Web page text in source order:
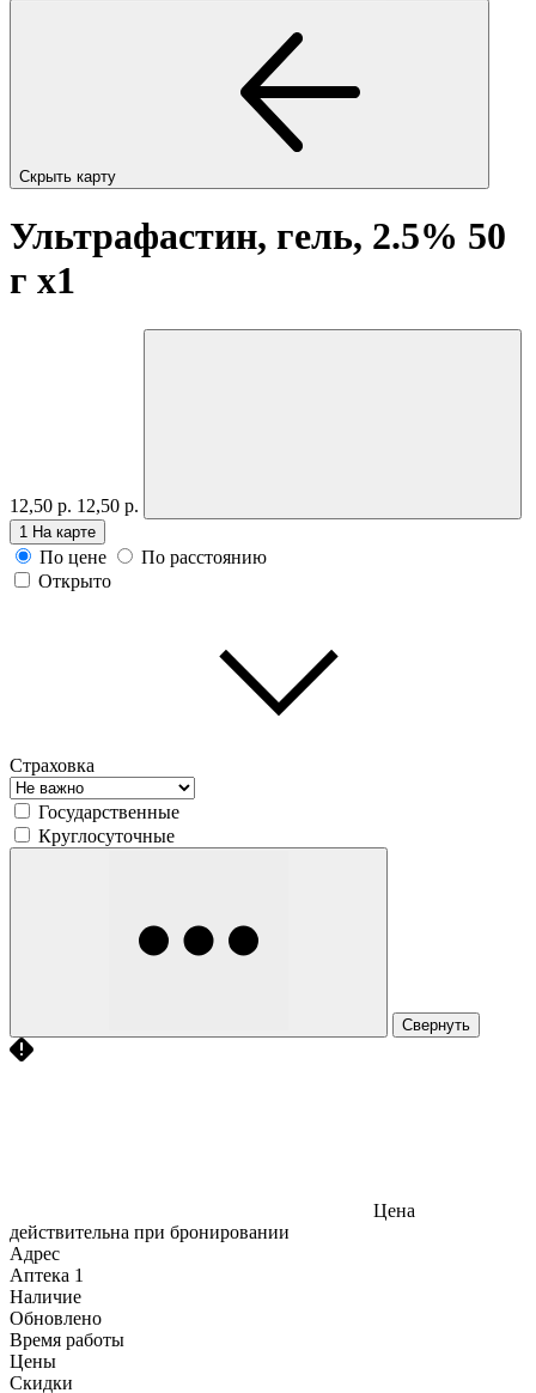
Скрыть карту
Ультрафастин, гель, 2.5% 50
г x1
12,50 р. 12,50 р.
1 На карте
По цене
По расстоянию
Открыто
Страховка
Государственные
Круглосуточные
Свернуть
Цена
действительна при бронировании
Адрес
Аптека 1
Наличие
Обновлено
Время работы
Цены
Скидки